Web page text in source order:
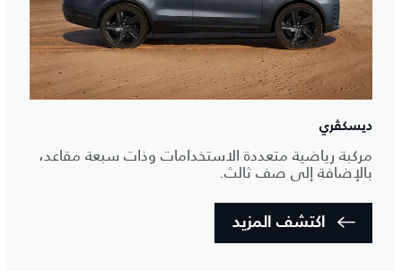
ديسكڤري
مركبة رياضية متعددة الاستخدامات وذات سبعة مقاعد،
بالإضافة إلى صف ثالث.
اكتشف المزيد